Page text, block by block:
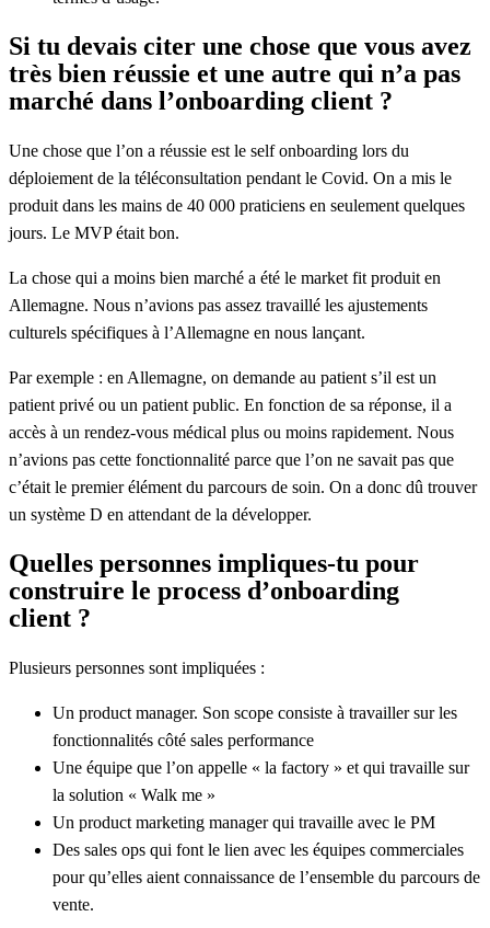
Si tu devais citer une chose que vous avez
très bien réussie et une autre qui n’a pas
marché dans l’onboarding client ?
Une chose que l’on a réussie est le self onboarding lors du
déploiement de la téléconsultation pendant le Covid. On a mis le
produit dans les mains de 40 000 praticiens en seulement quelques
jours. Le MVP était bon.
La chose qui a moins bien marché a été le market fit produit en
Allemagne. Nous n’avions pas assez travaillé les ajustements
culturels spécifiques à l’Allemagne en nous lançant.
Par exemple : en Allemagne, on demande au patient s’il est un
patient privé ou un patient public. En fonction de sa réponse, il a
accès à un rendez-vous médical plus ou moins rapidement. Nous
n’avions pas cette fonctionnalité parce que l’on ne savait pas que
c’était le premier élément du parcours de soin. On a donc dû trouver
un système D en attendant de la développer.
Quelles personnes impliques-tu pour
construire le process d’onboarding
client ?
Plusieurs personnes sont impliquées :
Un product manager. Son scope consiste à travailler sur les
fonctionnalités côté sales performance
Une équipe que l’on appelle « la factory » et qui travaille sur
la solution « Walk me »
Un product marketing manager qui travaille avec le PM
Des sales ops qui font le lien avec les équipes commerciales
pour qu’elles aient connaissance de l’ensemble du parcours de
vente.